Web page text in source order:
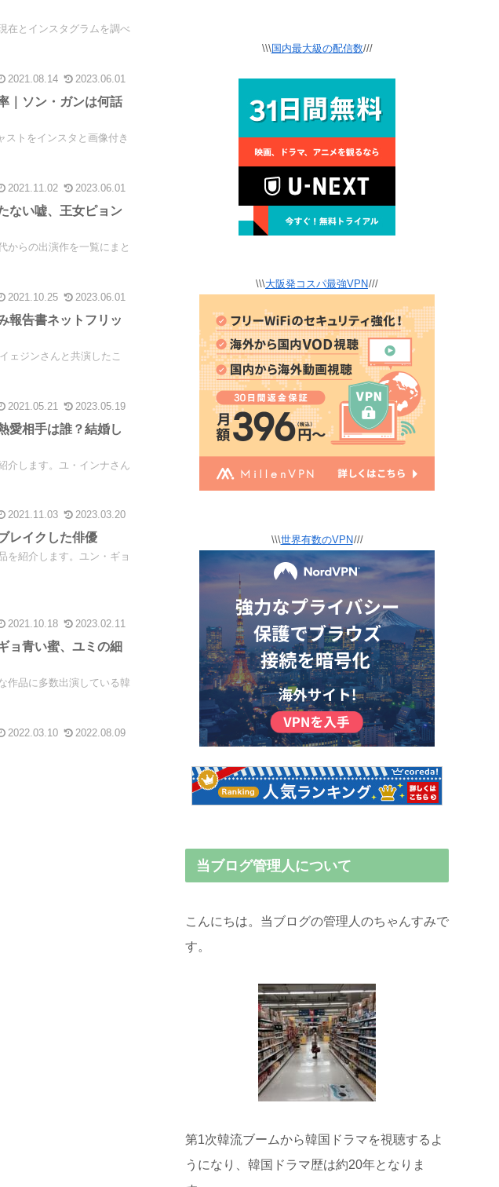
在とインスタグラムを調べ
2021.08.14 2023.06.01
｜ソン・ガンは何話
ストをインスタと画像付き
2021.11.02 2023.06.01
ない嘘、王女ピョン
からの出演作を一覧にまと
2021.10.25 2023.06.01
報告書ネットフリッ
ェジンさんと共演したこ
2021.05.21 2023.05.19
愛相手は誰？結婚し
介します。ユ・インナさん
2021.11.03 2023.03.20
レイクした俳優
を紹介します。ユン・ギョ
2021.10.18 2023.02.11
ョ青い蜜、ユミの細
作品に多数出演している韓
2022.03.10 2022.08.09
\\\国内最大級の配信数///
\\\大阪発コスパ最強VPN///
\\\世界有数のVPN///
当ブログ管理人について
こんにちは。当ブログの管理人のちゃんすみで
す。
第1次韓流ブームから韓国ドラマを視聴するよ
うになり、韓国ドラマ歴は約20年となりま